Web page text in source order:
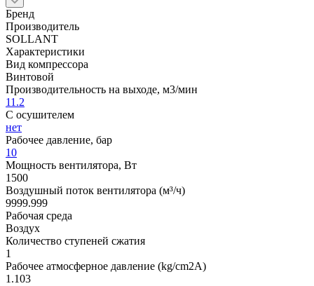
Бренд
Производитель
SOLLANT
Характеристики
Вид компрессора
Винтовой
Производительность на выходе, м3/мин
11.2
С осушителем
нет
Рабочее давление, бар
10
Мощность вентилятора, Вт
1500
Воздушный поток вентилятора (м³/ч)
9999.999
Рабочая среда
Воздух
Количество ступеней сжатия
1
Рабочее атмосферное давление (kg/cm2A)
1.103